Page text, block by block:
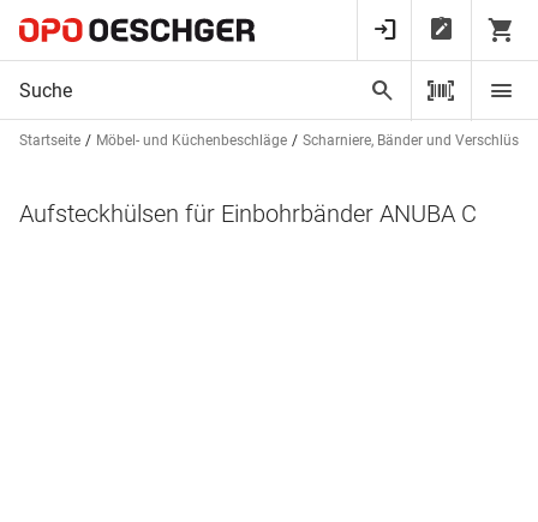
Startseite Möbel- und Küchenbeschläge Scharniere, Bänder und Verschlüsse
Aufsteckhülsen für Einbohrbänder ANUBA C